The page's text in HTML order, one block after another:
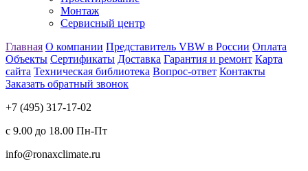
Монтаж
Сервисный центр
Главная О компании Представитель VBW в России Оплата
Объекты Сертификаты Доставка Гарантия и ремонт Карта
сайта Техническая библиотека Вопрос-ответ Контакты
Заказать обратный звонок
+7 (495) 317-17-02
с 9.00 до 18.00 Пн-Пт
info@ronaxclimate.ru